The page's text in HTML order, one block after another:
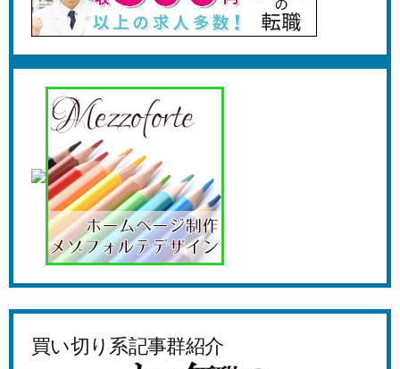
買い切り系記事群紹介